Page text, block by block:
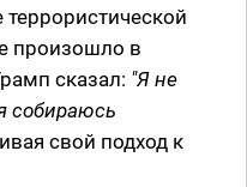
произошло в
сказал: "Я не
собираюсь
свой подход к